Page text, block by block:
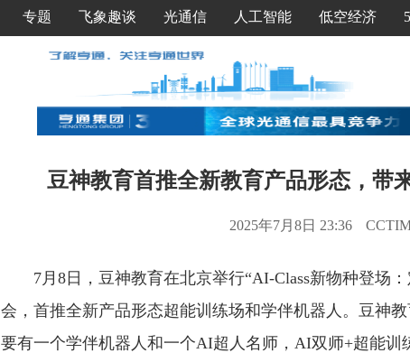
专题 飞象趣谈 光通信 人工智能 低空经济
豆神教育首推全新教育产品形态，带
2025年7月8日 23:36
7月8日，豆神教育在北京举行“AI-Class新物种登场
会，首推全新产品形态超能训练场和学伴机器人。豆神
要有一个学伴机器人和一个AI超人名师，AI双师+超能